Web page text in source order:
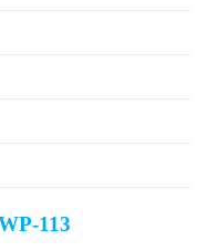
113